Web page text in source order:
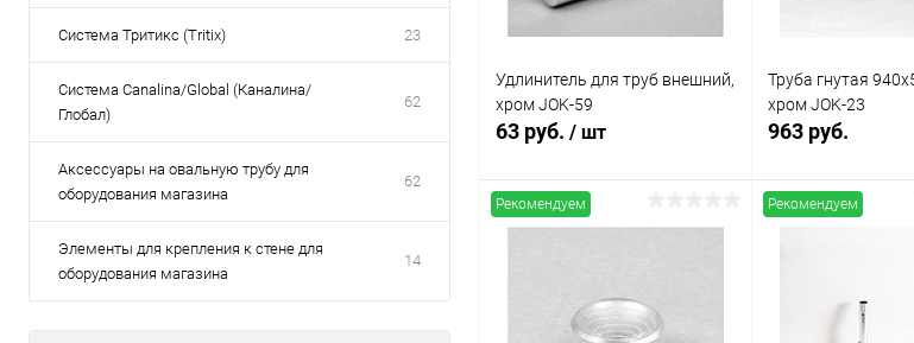
Система Тритикс (Tritix) 23
Система Canalina/Global (Каналина/
Глобал)
62
Аксессуары на овальную трубу для
оборудования магазина
62
Элементы для крепления к стене для
оборудования магазина
14
Удлинитель для труб внешний,
хром JOK-59
63 руб. / шт
В корзину
Труба гнутая
хром JOK-23
963 руб.
Рекомендуем Рекомендуем